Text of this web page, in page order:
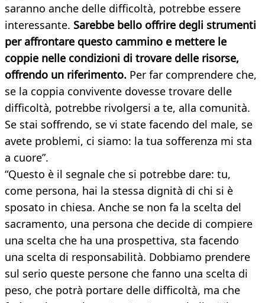
saranno anche delle difficoltà, potrebbe essere
interessante. Sarebbe bello offrire degli strumenti
per affrontare questo cammino e mettere le
coppie nelle condizioni di trovare delle risorse,
offrendo un riferimento. Per far comprendere che,
se la coppia convivente dovesse trovare delle
difficoltà, potrebbe rivolgersi a te, alla comunità.
Se stai soffrendo, se vi state facendo del male, se
avete problemi, ci siamo: la tua sofferenza mi sta
a cuore”.
“Questo è il segnale che si potrebbe dare: tu,
come persona, hai la stessa dignità di chi si è
sposato in chiesa. Anche se non fa la scelta del
sacramento, una persona che decide di compiere
una scelta che ha una prospettiva, sta facendo
una scelta di responsabilità. Dobbiamo prendere
sul serio queste persone che fanno una scelta di
peso, che potrà portare delle difficoltà, ma che